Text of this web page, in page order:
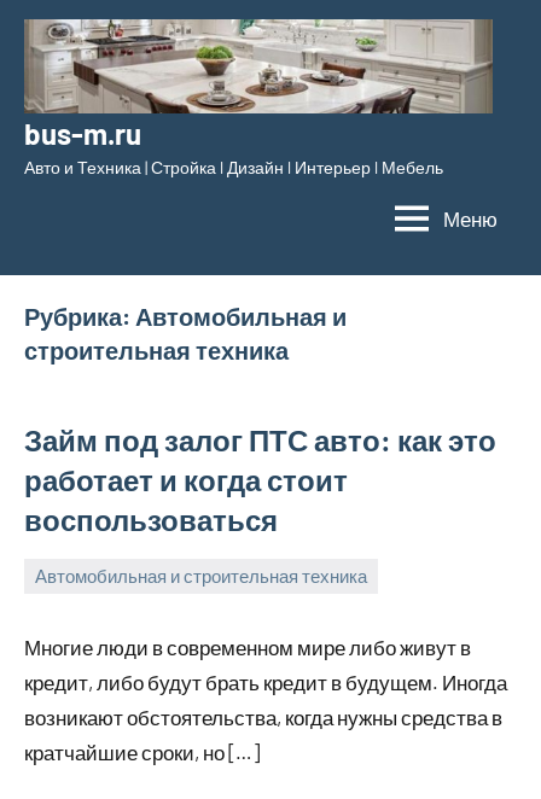
Перейти
содержимому
bus-m.ru
Авто и Техника | Стройка l Дизайн l Интерьер l Мебель
Меню
Рубрика: Автомобильная и
строительная техника
Займ под залог ПТС авто: как это
работает и когда стоит
воспользоваться
Автомобильная и строительная техника
2023
Многие люди в современном мире либо живут в
кредит, либо будут брать кредит в будущем. Иногда
возникают обстоятельства, когда нужны средства в
кратчайшие сроки, но […]